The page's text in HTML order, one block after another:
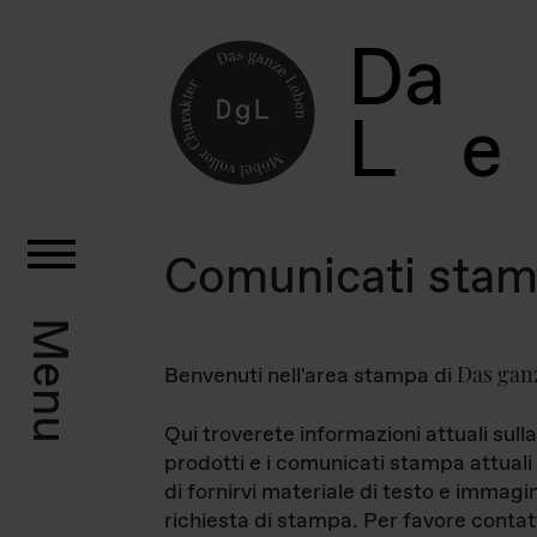
Da
L e
Menu
Comunicati
Benvenuti nell'area stampa di Das
Qui troverete informazioni attuali
prodotti e i comunicati stampa
di fornirvi materiale di testo e
richiesta di stampa. Per favore